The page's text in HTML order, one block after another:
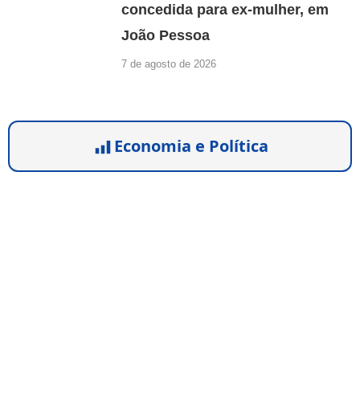
concedida para ex-mulher, em
João Pessoa
7 de agosto de 2026
Economia e Política